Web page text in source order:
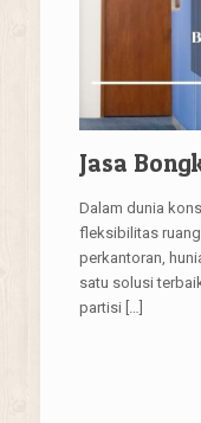
Jasa
Dalam dunia
fleksibilitas
perkantoran,
satu solusi
partisi […]